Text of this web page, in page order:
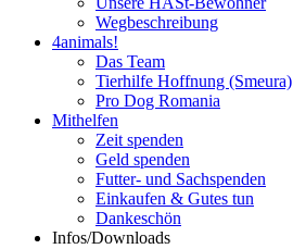
Wegbeschreibung
4animals!
Das Team
Tierhilfe Hoffnung (Smeura)
Pro Dog Romania
Mithelfen
Zeit spenden
Geld spenden
Futter- und Sachspenden
Einkaufen & Gutes tun
Dankeschön
Infos/Downloads